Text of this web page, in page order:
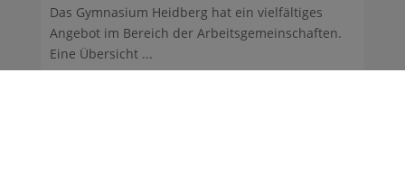
Das Gymnasium Heidberg hat ein vielfältiges
Angebot im Bereich der Arbeitsgemeinschaften.
Eine Übersicht ...